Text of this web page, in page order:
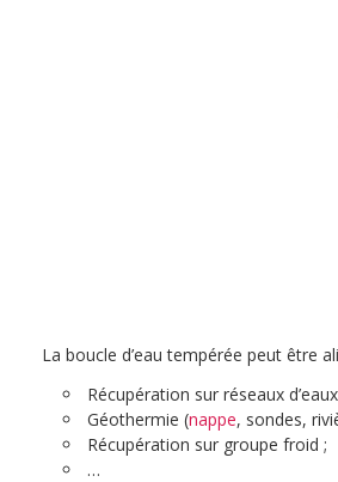
La boucle d’eau tempérée peut être
Récupération sur réseaux
Géothermie (nappe, sondes,
Récupération sur groupe froid ;
…